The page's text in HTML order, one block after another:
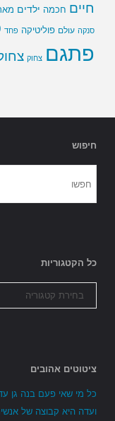
חיים חכמה ילדים
סנקה עולם פוליטיקה פחד
פתגם צחוק
חיפוש
כל הקטגוריות
הקטגוריות
ציטוטים אהובים
כל מי שאי פעם בנה גן
ועדה היא קבוצה של